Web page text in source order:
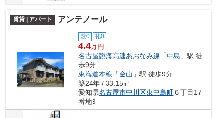
賃貸 | アパート アンテノール
敷0 礼0
4.4万円
名古屋臨海高速あおなみ線 「中島 」駅 徒
歩9分
東海道本線 「金山 」駅 徒歩9分
築24年 / 33.15㎡
愛知県名古屋市中川区東中島町６丁目17
番地3